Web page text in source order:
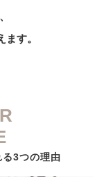
す。
3つの理由